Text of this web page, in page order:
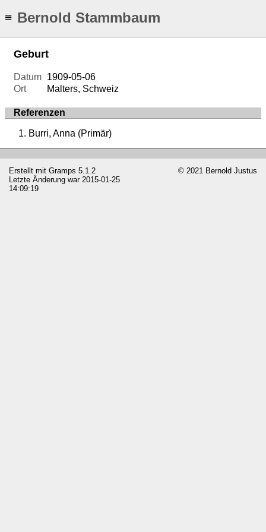
≡ Bernold Stammbaum
Geburt
Datum 1909-05-06
Ort
Malters, Schweiz
Referenzen
Burri, Anna (Primär)
Erstellt mit Gramps 5.1.2
Letzte Änderung war 2015-01-25
14:09:19
© 2021 Bernold Justus